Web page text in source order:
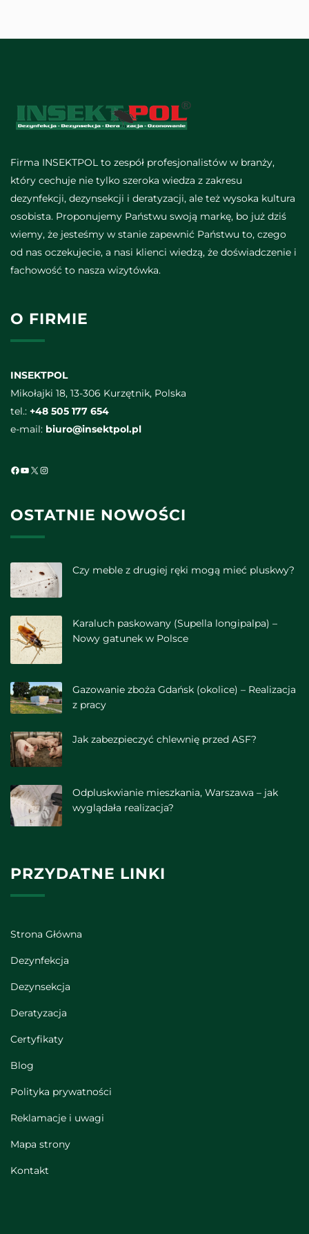
Firma INSEKTPOL to zespół profesjonalistów w branży,
który cechuje nie tylko szeroka wiedza z zakresu
dezynfekcji, dezynsekcji i deratyzacji, ale też wysoka kultura
osobista. Proponujemy Państwu swoją markę, bo już dziś
wiemy, że jesteśmy w stanie zapewnić Państwu to, czego
od nas oczekujecie, a nasi klienci wiedzą, że doświadczenie i
fachowość to nasza wizytówka.
O FIRMIE
INSEKTPOL
Mikołajki 18, 13-306 Kurzętnik, Polska
tel.: +48 505 177 654
e-mail: biuro@insektpol.pl
Facebook
YouTube
X Instagram
OSTATNIE NOWOŚCI
Czy meble z drugiej ręki mogą mieć pluskwy?
Karaluch paskowany (Supella longipalpa) –
Nowy gatunek w Polsce
Gazowanie zboża Gdańsk (okolice) – Realizacja
z pracy
Jak zabezpieczyć chlewnię przed ASF?
Odpluskwianie mieszkania, Warszawa – jak
wyglądała realizacja?
PRZYDATNE LINKI
Strona Główna
Dezynfekcja
Dezynsekcja
Deratyzacja
Certyfikaty
Blog
Polityka prywatności
Reklamacje i uwagi
Mapa strony
Kontakt